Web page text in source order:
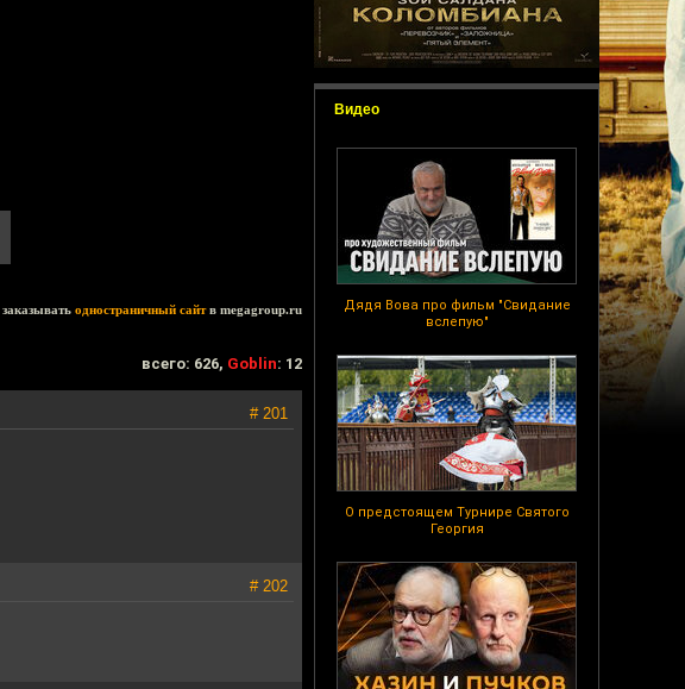
Видео
Дядя Вова про фильм "Свидание
вслепую"
О предстоящем Турнире Святого
Георгия
заказывать одностраничный сайтв megagroup.ru
всего: 626, Goblin: 12
# 201
# 202